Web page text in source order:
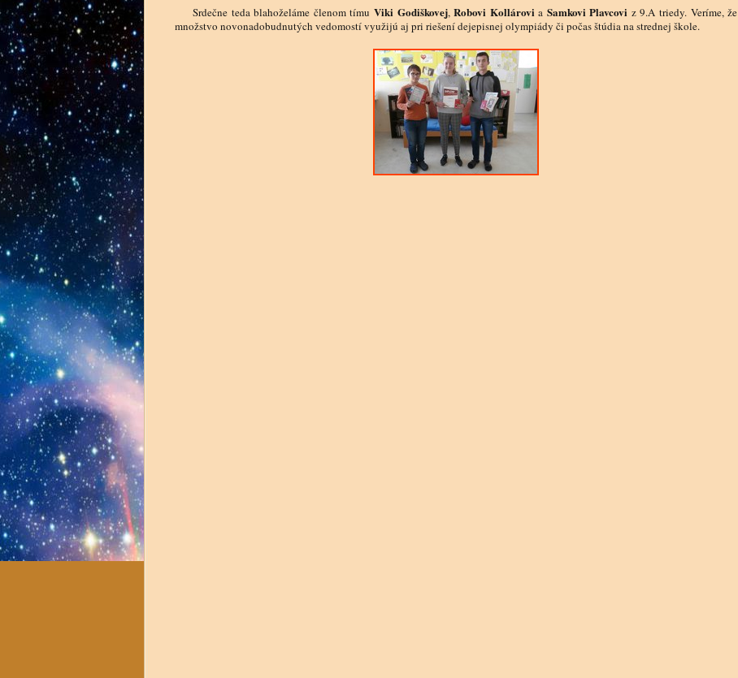
Srdečne teda blahoželáme členom tímu Viki Godiškovej,Robovi Kollárovia Samkovi Plavcovi z 9.A triedy. Veríme, že
množstvo novonadobudnutých vedomostí využijú aj pri riešení dejepisnej olympiády či počas štúdia na strednej škole.